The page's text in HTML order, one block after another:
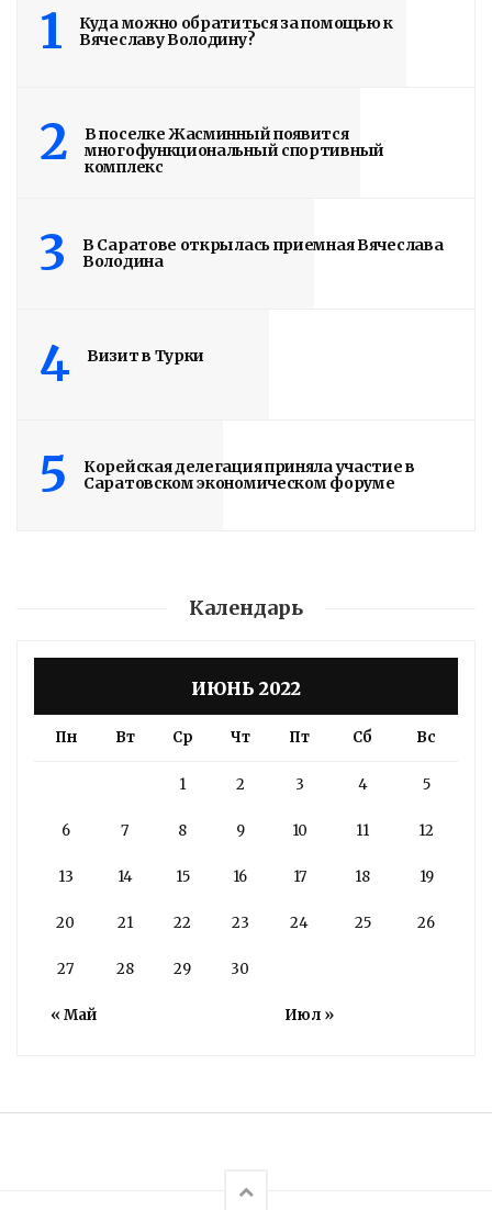
1
Куда можно обратиться за помощью к
Вячеславу Володину?
2
В поселке Жасминный появится
многофункциональный спортивный
комплекс
3
В Саратове открылась приемная Вячеслава
Володина
4 Визит в Турки
5
Корейская делегация приняла участие в
Саратовском экономическом форуме
Календарь
ИЮНЬ 2022
Пн Вт Ср Чт Пт Сб Вс
« Май Июл »
1 2 3 4 5
6 7 8 9 10 11 12
13 14 15 16 17 18 19
20 21 22 23 24 25 26
27 28 29 30
Read More